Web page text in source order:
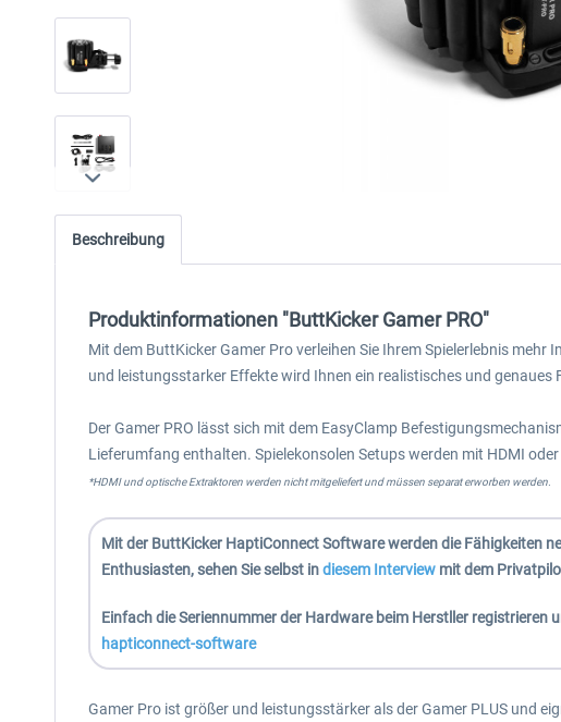
Beschreibung
Produktinformationen "ButtKicker Gamer PRO"
Mit dem ButtKicker Gamer Pro verleihen Sie Ihrem Spielerlebnis
und leistungsstarker Effekte wird Ihnen ein realistisches und genaues
Der Gamer PRO lässt sich mit dem EasyClamp
Lieferumfang enthalten. Spielekonsolen Setups werden mit HDMI
*HDMI und optische Extraktoren werden nicht mitgeliefert und müssen separat erworben werden.
Mit der ButtKicker HaptiConnect Software werden die Fähigkeiten
Enthusiasten, sehen Sie selbst indiesem Interview mit dem
Einfach die Seriennummer der Hardware beim Herstller
hapticonnect-software
Gamer Pro ist größer und leistungsstärker als der Gamer PLUS und